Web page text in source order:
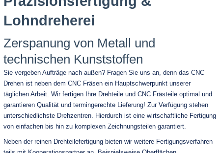
Lohndreherei
Zerspanung von Metall und
technischen Kunststoffen
Sie vergeben Aufträge nach außen? Fragen Sie uns an, denn das CNC
Drehen ist neben dem CNC Fräsen ein Hauptschwerpunkt unserer
täglichen Arbeit. Wir fertigen Ihre Drehteile und CNC Frästeile optimal und
garantieren Qualität und termingerechte Lieferung! Zur Verfügung stehen
unterschiedlichste Drehzentren. Hierdurch ist eine wirtschaftliche Fertigung
von einfachen bis hin zu komplexen Zeichnungsteilen garantiert.
Neben der reinen Drehteilefertigung bieten wir weitere Fertigungsverfahren